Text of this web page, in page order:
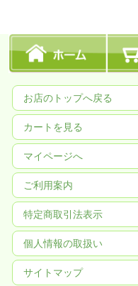
お店のトップへ戻る
カートを見る
マイページへ
ご利用案内
特定商取引法表示
個人情報の取扱い
サイトマップ